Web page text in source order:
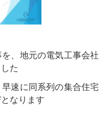
、地元の電気工事会社
た
速に同系列の集合住宅
なります